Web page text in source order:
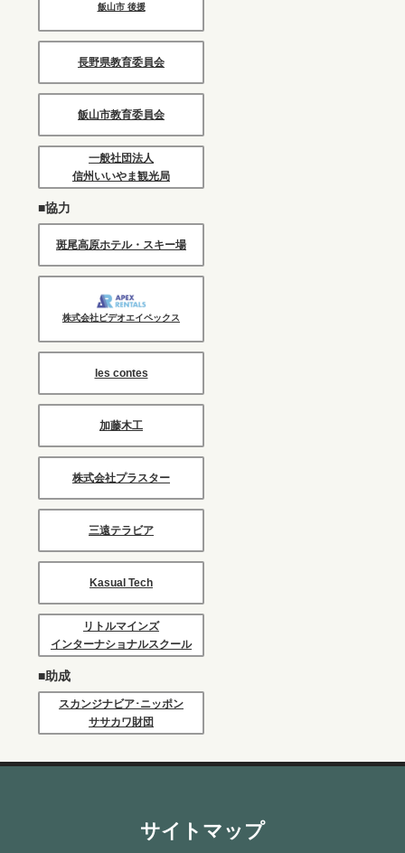
飯山市 後援
長野県教育委員会
飯山市教育委員会
一般社団法人
信州いいやま観光局
■協力
斑尾高原ホテル・スキー場
株式会社ビデオエイペックス
les contes
加藤木工
株式会社プラスター
三遠テラビア
Kasual Tech
リトルマインズ
インターナショナルスクール
■助成
スカンジナビア･ニッポン
ササカワ財団
サイトマップ